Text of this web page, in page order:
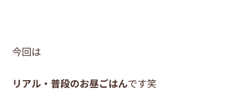
今回は
リアル・普段のお昼ごはんです笑